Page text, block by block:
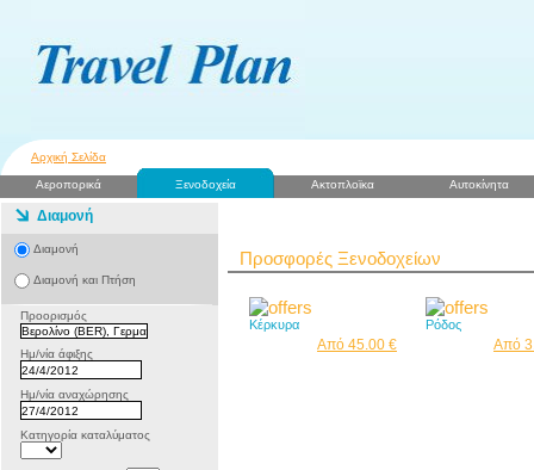
Αρχική Σελίδα
Αεροπορικά Ξενοδοχεία Ακτοπλοϊκα Αυτοκίνητα
Διαμονή
Διαμονή
Διαμονή και Πτήση
Προορισμός
Ημ/νία άφιξης
Ημ/νία αναχώρησης
Κατηγορία καταλύματος
Προσφορές Ξενοδοχείων
Κέρκυρα
Από 45.00 €
Ρόδος
Από